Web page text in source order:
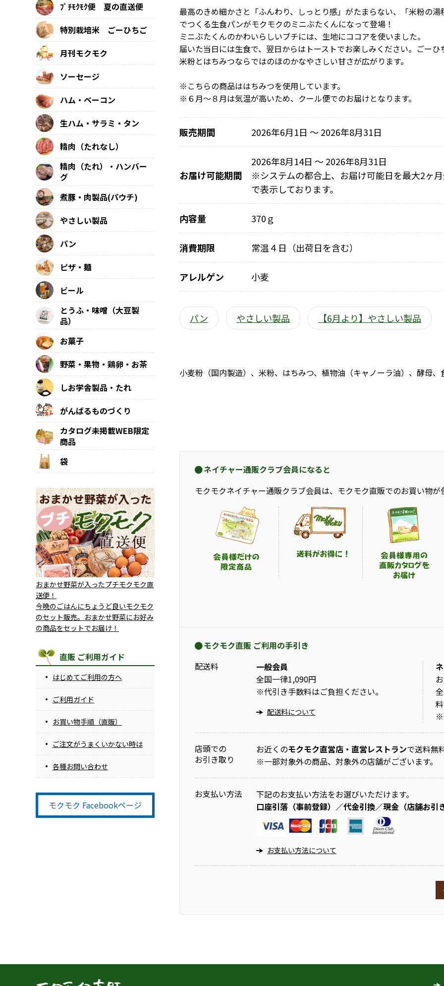
最高のきめ細かさと「ふんわり、しっとり感」がたまらない、「米粉の湯
でつくる生食パンがモクモクのミニぶたくんになって登場！
ミニぶたくんのかわいらしいブチには、生地にココアを使いました。
届いた当日には生食で、翌日からはトーストでお楽しみください。ごーひ
米粉とはちみつならではのほのかなやさしい甘さが広がります。
※こちらの商品ははちみつを使用しています。
※６月～８月は気温が高いため、クール便でのお届けとなります。
販売期間 2026年6月1日 〜 2026年8月31日
お届け可能期間
2026年8月14日 ～ 2026年8月31日
※システムの都合上、お届け可能日を最大2ヶ
で表示しております。
内容量 370ｇ
消費期限 常温４日（出荷日を含む）
アレルゲン 小麦
パン やさしい製品 【6月より】やさしい製品
小麦粉（国内製造）、米粉、はちみつ、植物油（キャノーラ油）、酵母
ﾌﾟﾁﾓｸﾓｸ便 夏の直送便
特別栽培米 ごーひちご
月刊モクモク
ソーセージ
ハム・ベーコン
生ハム・サラミ・タン
精肉（たれなし）
精肉（たれ）・ハンバー
グ
煮豚・肉製品(パウチ)
やさしい製品
パン
ピザ・麺
ビール
とうふ・味噌（大豆製
品）
お菓子
野菜・果物・鶏卵・お茶
しお学舎製品・たれ
がんばるものづくり
カタログ未掲載WEB限定
商品
袋
おまかせ野菜が入ったプチモクモク直
送便！
今晩のごはんにちょうど良いモクモク
のセット販売。おまかせ野菜にお好み
の商品をセットでお届け！
直販 ご利用ガイド
はじめてご利用の方へ
ご利用ガイド
お買い物手順（直販）
ご注文がうまくいかない時は
各種お問い合わせ
モクモク Facebookページ
ネイチャー通販クラブ会員になると
モクモクネイチャー通販クラブ会員は、モクモク直販でのお買い物が
モクモク直販 ご利用の手引き
配送料
一般会員
全国一律1,090円
※代引き手数料はご負担ください。
配送料について
※
店頭での
お引き取り
お近くのモクモク直営店・直営レストランで送料無
※一部対象外の商品、対象外の店舗がございます。
お支払い方法
下記のお支払い方法をお選びいただけます。
口座引落（事前登録）／代金引換／現金（店舗お引
お支払い方法について